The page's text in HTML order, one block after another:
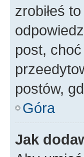
zrobiłeś
post,
postów,
Góra
Jak